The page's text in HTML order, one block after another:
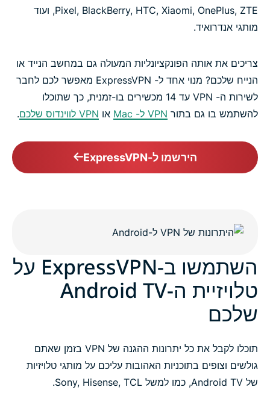
Pixel, BlackBerry, HTC, Xiaomi, OnePlus, ZTE, ועוד
מותגי אנדרואיד.
צריכים את אותה הפונקציונליות המעולה גם במחשב הנייד או
הנייח שלכם? מנוי אחד ל- ExpressVPN מאפשר לכם לחבר
לשירות ה- VPN עד 14 מכשירים בו-זמנית, כך שתוכלו
להשתמש בו גם בתור VPN ל- Mac או VPN לווינדוס שלכם .
הירשמו ל-ExpressVPN
השתמשו ב-ExpressVPN על
טלויזיית ה-Android TV
שלכם
תוכלו לקבל את כל יתרונות ההגנה של VPN בזמן שאתם
גולשים וצופים בתוכניות האהובות עליכם על מותגי טלויזיות
של Android TV, כמו למשל Sony, Hisense, TCL.